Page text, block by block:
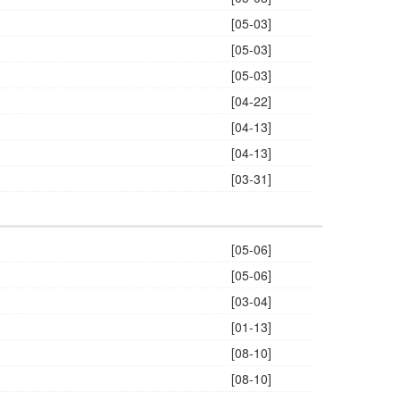
[05-03]
[05-03]
[05-03]
[04-22]
[04-13]
[04-13]
[03-31]
[05-06]
[05-06]
[03-04]
[01-13]
[08-10]
[08-10]